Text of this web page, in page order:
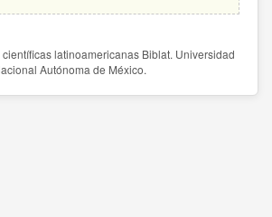
latinoamericanas Biblat. Universidad
Autónoma de México.